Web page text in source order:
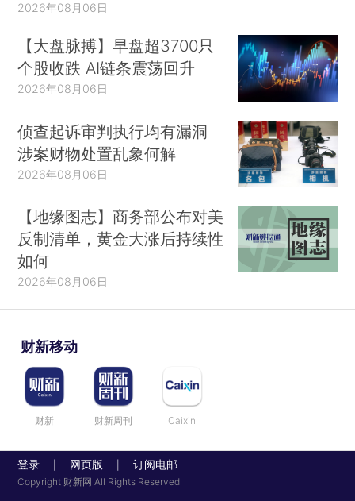
2026年08月06日
【大盘脉搏】早盘超3700只
个股收跌 AI链条震荡回升
2026年08月06日
侦查起诉审判执行均有漏洞
涉案财物处置乱象何解
2026年08月06日
【地缘图志】商务部公布对美
反制清单，黄金大涨后持续性
如何
2026年08月06日
财新移动
财新 财新周刊 Caixin
登录 网页版 订阅电邮
Copyright 财新网 All Rights Reserved